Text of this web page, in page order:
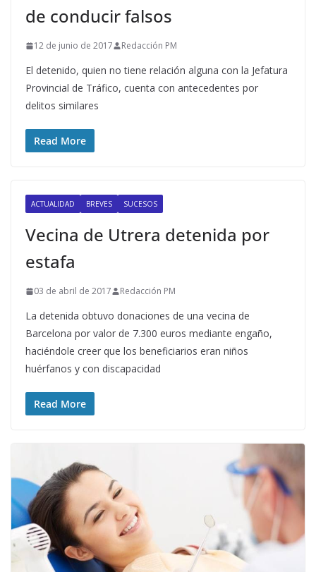
de conducir falsos
12 de junio de 2017 Redacción PM
El detenido, quien no tiene relación alguna con la Jefatura
Provincial de Tráfico, cuenta con antecedentes por
delitos similares
Read More
ACTUALIDAD BREVES SUCESOS
Vecina de Utrera detenida por
estafa
03 de abril de 2017 Redacción PM
La detenida obtuvo donaciones de una vecina de
Barcelona por valor de 7.300 euros mediante engaño,
haciéndole creer que los beneficiarios eran niños
huérfanos y con discapacidad
Read More